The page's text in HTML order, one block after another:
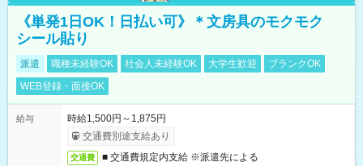
《単発1日OK！日払い可》＊文房具のモクモク
シール貼り
派遣 職種未経験OK 社会人未経験OK 大学生歓迎
ブランクOK
WEB登録・面接OK
給与
時給1,500円～1,875円
交通費別途支給あり
交通費 ■ 交通費規定内支給 ※派遣先による